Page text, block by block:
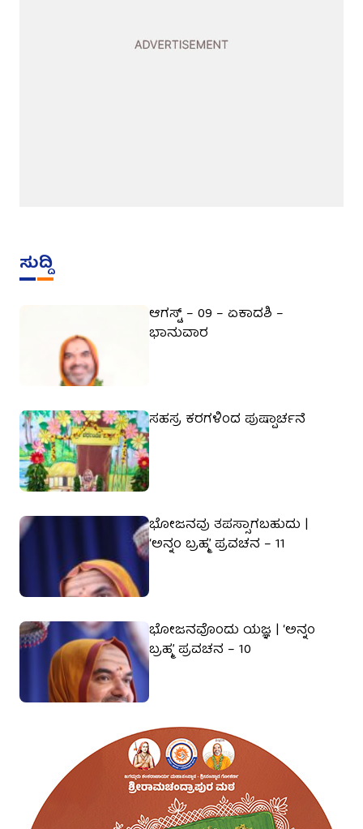
ಸುದ್ದಿ
ಆಗಸ್ಟ್ – 09 – ಏಕಾದಶಿ –
ಭಾನುವಾರ
ಸಹಸ್ರ ಕರಗಳಿಂದ ಪುಷ್ಪಾರ್ಚನೆ
ಭೋಜನವು ತಪಸ್ಸಾಗಬಹುದು |
‘ಅನ್ನಂ ಬ್ರಹ್ಮ’ ಪ್ರವಚನ – 11
ಭೋಜನವೊಂದು ಯಜ್ಞ | ‘ಅನ್ನಂ
ಬ್ರಹ್ಮ’ ಪ್ರವಚನ – 10